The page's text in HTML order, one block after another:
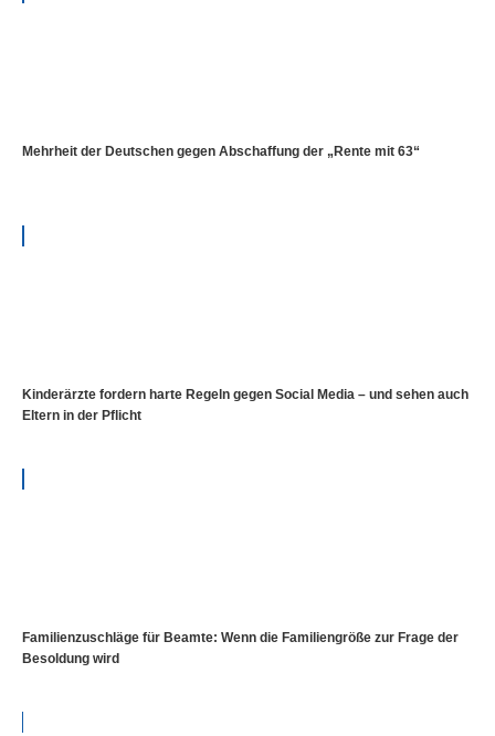
Mehrheit der Deutschen gegen Abschaffung der „Rente mit 63“
Kinderärzte fordern harte Regeln gegen Social Media – und sehen auch
Eltern in der Pflicht
Familienzuschläge für Beamte: Wenn die Familiengröße zur Frage der
Besoldung wird